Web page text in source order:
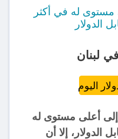
مستوى له في أكثر
لبنان
اليوم
إلى أعلى مستوى له
إلا أن